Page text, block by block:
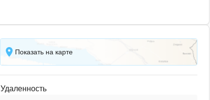
Показать на карте
Удаленность